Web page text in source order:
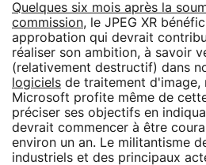
Quelques six mois après la
commission, le JPEG XR
approbation qui devrait
réaliser son ambition, à savoir
(relativement destructif) dans
logiciels de traitement d'image,
Microsoft profite même de
préciser ses objectifs en
devrait commencer à être
environ un an. Le militantisme
industriels et des principaux